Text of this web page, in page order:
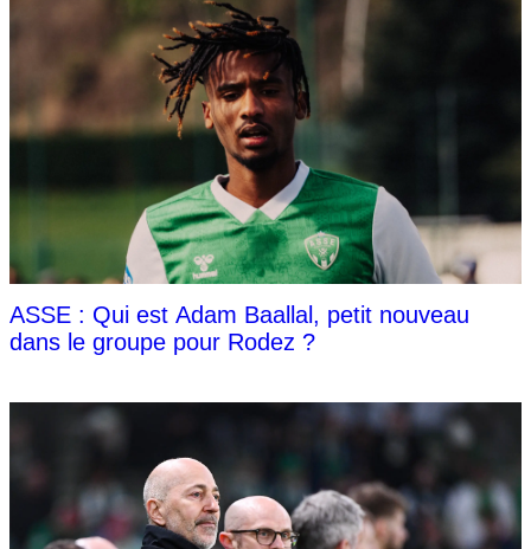
ASSE : Qui est Adam Baallal, petit nouveau
dans le groupe pour Rodez ?